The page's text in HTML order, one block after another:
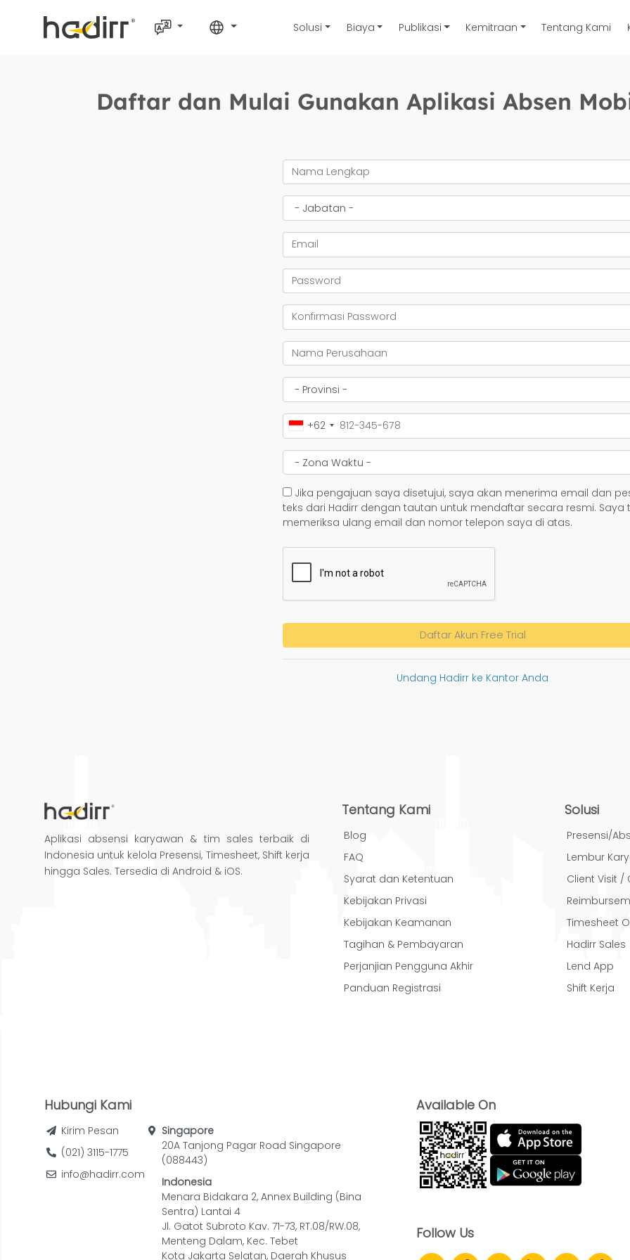
Solusi Biaya Publikasi Kemitraan Tentang Kami
Daftar dan Mulai Gunakan Aplikasi Absen
+62
Jika pengajuan saya disetujui, saya akan menerima email dan
teks dari Hadirr dengan tautan untuk mendaftar secara resmi. Saya
memeriksa ulang email dan nomor telepon saya di atas.
Daftar Akun Free Trial
Undang Hadirr ke Kantor Anda
Aplikasi absensi karyawan & tim sales terbaik di
Indonesia untuk kelola Presensi, Timesheet, Shift kerja
hingga Sales. Tersedia di Android & iOS.
Tentang Kami
Blog
FAQ
Syarat dan Ketentuan
Kebijakan Privasi
Kebijakan Keamanan
Tagihan & Pembayaran
Perjanjian Pengguna Akhir
Panduan Registrasi
Solusi
Presensi/
Lembur
Client Visit /
Timesheet
Hadirr Sales
Lend App
Shift Kerja
Hubungi Kami
Kirim Pesan
(021) 3115-1775
info@hadirr.com
Singapore
20A Tanjong Pagar Road Singapore
(088443)
Indonesia
Menara Bidakara 2, Annex Building (Bina
Sentra) Lantai 4
Jl. Gatot Subroto Kav. 71-73, RT.08/RW.08,
Menteng Dalam, Kec. Tebet
Kota Jakarta Selatan, Daerah Khusus
Available On
Follow Us